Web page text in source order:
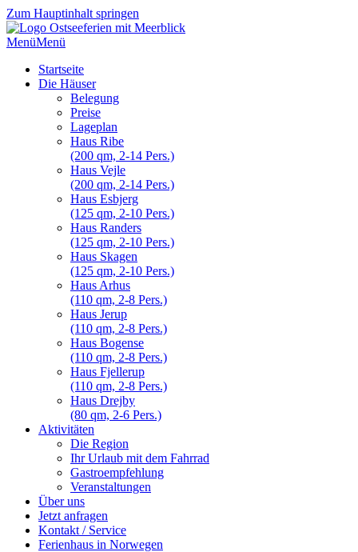
Zum Hauptinhalt springen
MenüMenü
Startseite
Die Häuser
Belegung
Preise
Lageplan
Haus Ribe
(200 qm, 2-14 Pers.)
Haus Vejle
(200 qm, 2-14 Pers.)
Haus Esbjerg
(125 qm, 2-10 Pers.)
Haus Randers
(125 qm, 2-10 Pers.)
Haus Skagen
(125 qm, 2-10 Pers.)
Haus Arhus
(110 qm, 2-8 Pers.)
Haus Jerup
(110 qm, 2-8 Pers.)
Haus Bogense
(110 qm, 2-8 Pers.)
Haus Fjellerup
(110 qm, 2-8 Pers.)
Haus Drejby
(80 qm, 2-6 Pers.)
Aktivitäten
Die Region
Ihr Urlaub mit dem Fahrrad
Gastroempfehlung
Veranstaltungen
Über uns
Jetzt anfragen
Kontakt / Service
Ferienhaus in Norwegen